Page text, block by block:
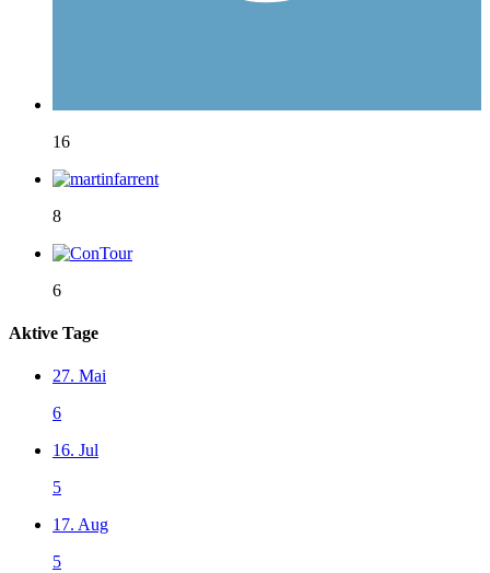
16
8
6
Aktive Tage
27. Mai
6
16. Jul
5
17. Aug
5